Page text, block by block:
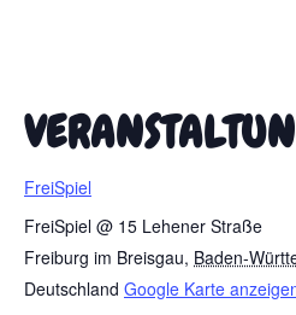
FreiSpiel
FreiSpiel @ 15 Lehener Straße
Freiburg im Breisgau, Baden-
Deutschland Google Karte